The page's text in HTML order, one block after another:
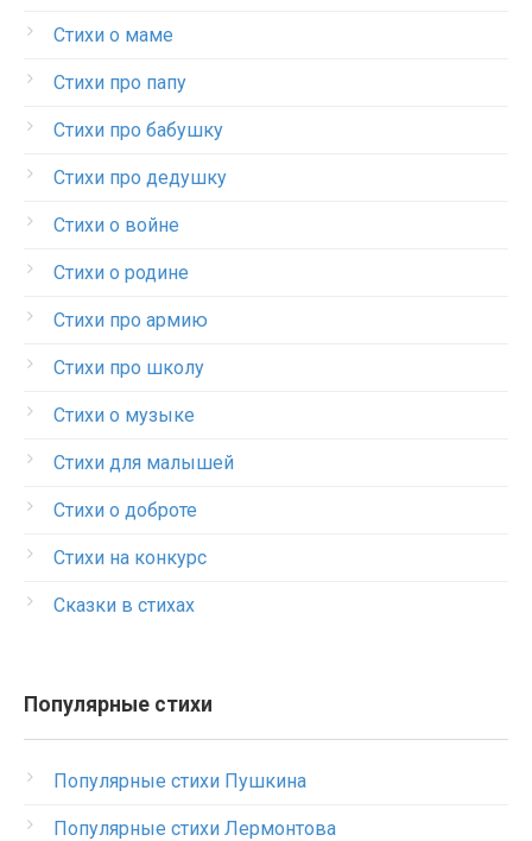
Стихи о маме
Стихи про папу
Стихи про бабушку
Стихи про дедушку
Стихи о войне
Стихи о родине
Стихи про армию
Стихи про школу
Стихи о музыке
Стихи для малышей
Стихи о доброте
Стихи на конкурс
Сказки в стихах
Популярные стихи
Популярные стихи Пушкина
Популярные стихи Лермонтова